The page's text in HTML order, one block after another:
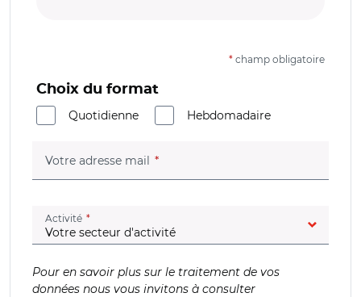
* champ obligatoire
Choix du format
Quotidienne
Hebdomadaire
Votre adresse mail (champ obligatoire)
Activité (champ obligatoire)
Pour en savoir plus sur le traitement de vos
données nous vous invitons à consulter